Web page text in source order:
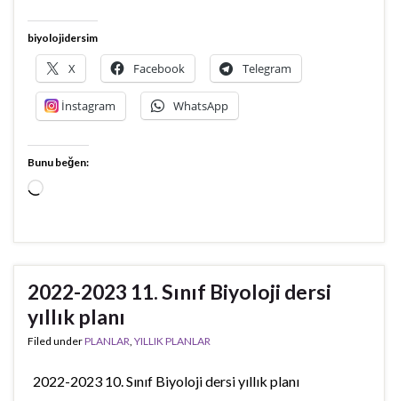
biyolojidersim
X Facebook Telegram
İnstagram WhatsApp
Bunu beğen:
Yükleniyor...
2022-2023 11. Sınıf Biyoloji dersi
yıllık planı
Filed underPLANLAR YILLIK PLANLAR
2022-2023 10. Sınıf Biyoloji dersi yıllık planı